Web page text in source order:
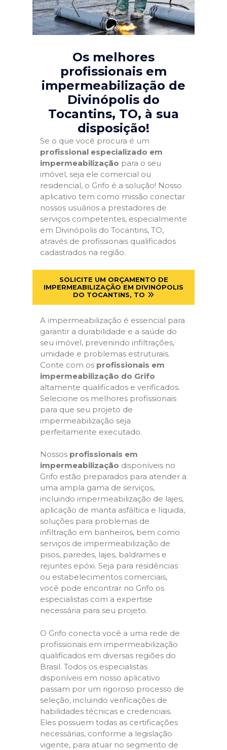
Os melhores
profissionais em
impermeabilização de
Divinópolis do
Tocantins, TO, à sua
disposição!
Se o que você procura é um
profissional especializado em
impermeabilização para o seu
imóvel, seja ele comercial ou
residencial, o Grifo é a solução! Nosso
aplicativo tem como missão conectar
nossos usuários a prestadores de
serviços competentes, especialmente
em Divinópolis do Tocantins, TO,
através de profissionais qualificados
cadastrados na região.
SOLICITE UM ORÇAMENTO DE
IMPERMEABILIZAÇÃO EM DIVINÓPOLIS
DO TOCANTINS, TO
A impermeabilização é essencial para
garantir a durabilidade e a saúde do
seu imóvel, prevenindo infiltrações,
umidade e problemas estruturais.
Conte com os profissionais em
impermeabilização do Grifo
altamente qualificados e verificados.
Selecione os melhores profissionais
para que seu projeto de
impermeabilização seja
perfeitamente executado.
Nossos profissionais em
impermeabilização disponíveis no
Grifo estão preparados para atender a
uma ampla gama de serviços,
incluindo impermeabilização de lajes,
aplicação de manta asfáltica e líquida,
soluções para problemas de
infiltração em banheiros, bem como
serviços de impermeabilização de
pisos, paredes, lajes, baldrames e
rejuntes epóxi. Seja para residências
ou estabelecimentos comerciais,
você pode encontrar no Grifo os
especialistas com a expertise
necessária para seu projeto.
O Grifo conecta você a uma rede de
profissionais em impermeabilização
qualificados em diversas regiões do
Brasil. Todos os especialistas
disponíveis em nosso aplicativo
passam por um rigoroso processo de
seleção, incluindo verificações de
habilidades técnicas e credenciais.
Eles possuem todas as certificações
necessárias, conforme a legislação
vigente, para atuar no segmento de